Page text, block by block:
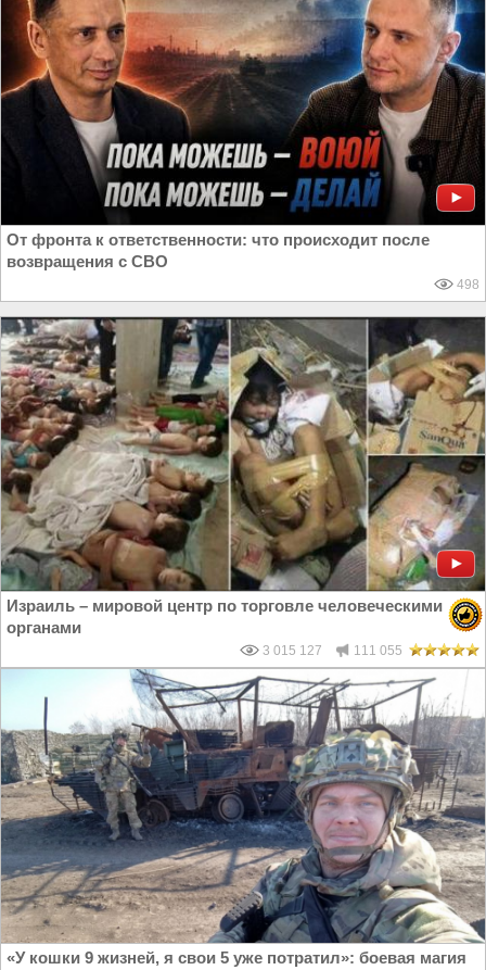
От фронта к ответственности: что происходит после
возвращения с СВО
498
Израиль – мировой центр по торговле человеческими
органами
3 015 127 111 055
«У кошки 9 жизней, я свои 5 уже потратил»: боевая магия